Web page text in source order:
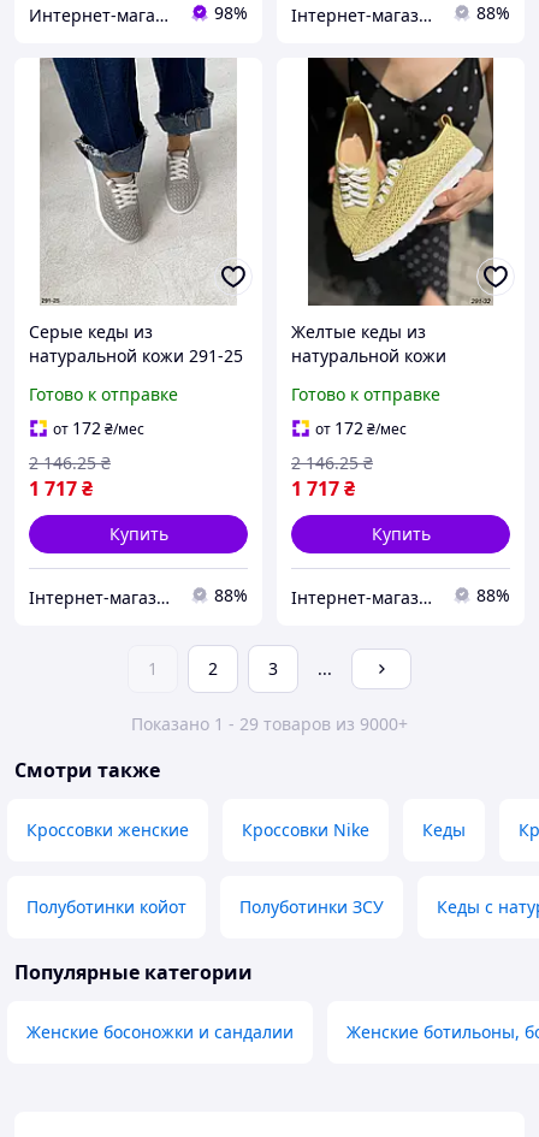
Интернет-магазин "Lite Shop" 98% Інтернет-магазин Min Price 88%
Серые кеды из
натуральной кожи 291-25
производства размеры
36-40 стильный и
удобный выбор
Готово к отправке
от 172₴/мес
1 717₴
2 146.25 ₴
Купить
Інтернет-магазин Min Price 88%
Желтые кеды из
натуральной кожи
код 291-32 размеры 36-40
стильный дизайн для
ежедневной носки
Готово к отправке
от 172₴/мес
1 717₴
2 146.25 ₴
Купить
Інтернет-магазин Min Price 88%
1 2 3 ...
Показано 1 - 29 товаров из 9000+
Смотри также
Кроссовки женские Кроссовки Nike Кеды
Полуботинки койот Полуботинки ЗСУ Кеды с
Популярные категории
Женские босоножки и сандалии Женские ботильоны,